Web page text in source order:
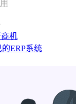
机
ERP系统